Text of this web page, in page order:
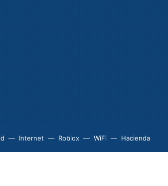
Internet Roblox WiFi Hacienda